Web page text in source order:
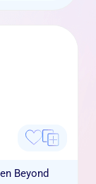
Beyond